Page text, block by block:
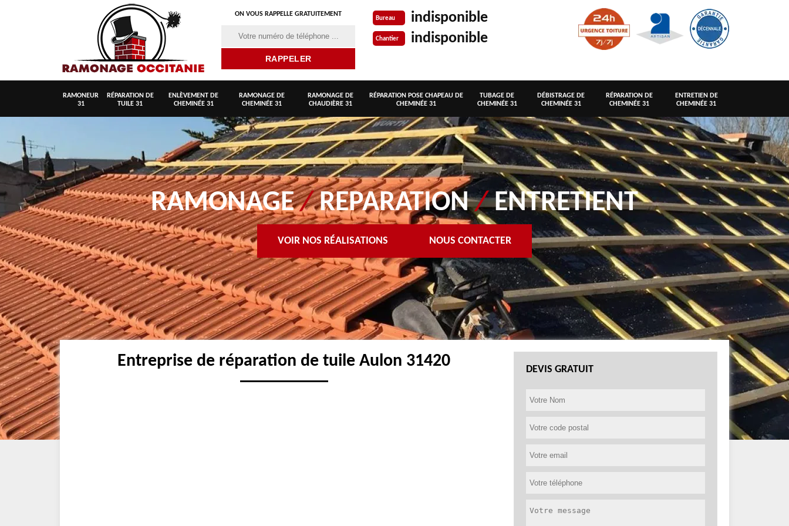
ON VOUS RAPPELLE GRATUITEMENT
Bureau indisponible
Chantier indisponible
RAMONEUR
31
RÉPARATION DE
TUILE 31
ENLÈVEMENT DE
CHEMINÉE 31
RAMONAGE DE
CHEMINÉE 31
RAMONAGE DE
CHAUDIÈRE 31
RÉPARATION POSE CHAPEAU DE
CHEMINÉE 31
TUBAGE DE
CHEMINÉE 31
DÉBISTRAGE DE
CHEMINÉE 31
RÉPARATION DE
CHEMINÉE 31
ENTRETIEN DE
CHEMINÉE 31
RAMONAGE/REPARATION/ENTRETIENT
VOIR NOS RÉALISATIONS NOUS CONTACTER
Entreprise de réparation de tuile Aulon 31420 DEVIS GRATUIT